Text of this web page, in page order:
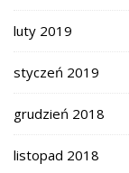
luty 2019
styczeń 2019
grudzień 2018
listopad 2018